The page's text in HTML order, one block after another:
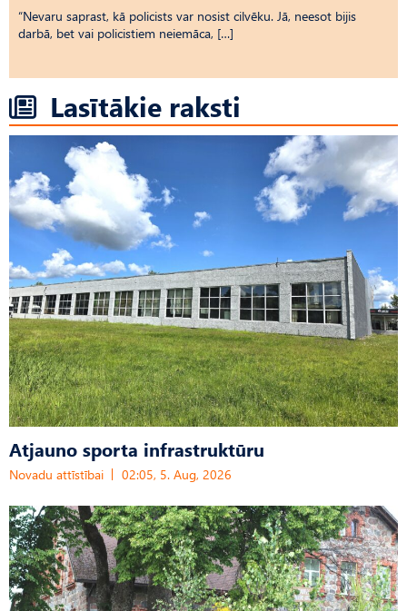
“Nevaru saprast, kā policists var nosist cilvēku. Jā, neesot bijis
darbā, bet vai policistiem neiemāca, […]
Lasītākie raksti
Atjauno sporta infrastruktūru
Novadu attīstībai 02:05, 5. Aug, 2026